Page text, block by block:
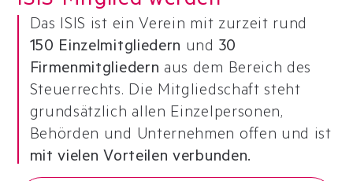
Das ISIS ist ein Verein mit zurzeit rund
150 Einzelmitgliedern und 30
Firmenmitgliedern aus dem Bereich des
Steuerrechts. Die Mitgliedschaft steht
grundsätzlich allen Einzelpersonen,
Behörden und Unternehmen offen und ist
mit vielen Vorteilen verbunden.